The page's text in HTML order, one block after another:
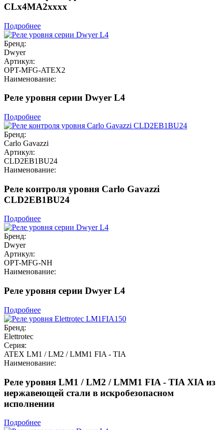
CLx4MA2xxxx
Подробнее
Бренд:
Dwyer
Артикул:
OPT-MFG-ATEX2
Наименование:
Реле уровня серии Dwyer L4
Подробнее
Бренд:
Carlo Gavazzi
Артикул:
CLD2EB1BU24
Наименование:
Реле контроля уровня Carlo Gavazzi
CLD2EB1BU24
Подробнее
Бренд:
Dwyer
Артикул:
OPT-MFG-NH
Наименование:
Реле уровня серии Dwyer L4
Подробнее
Бренд:
Elettrotec
Серия:
ATEX LM1 / LM2 / LMM1 FIA - TIA
Наименование:
Реле уровня LM1 / LM2 / LMM1 FIA - TIA XIA из
нержавеющей стали в искробезопасном
исполнении
Подробнее